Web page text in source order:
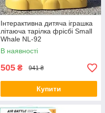
Інтерактивна дитяча іграшка
літаюча тарілка фрісбі Small
Whale NL-92
В наявності
505 ₴ 941 ₴
Купити